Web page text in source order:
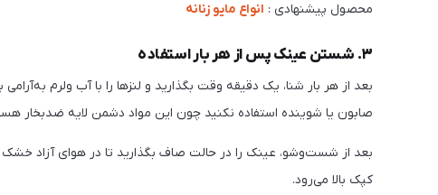
محصول پیشنهادی : انواع مایو زنانه
۳. شستن عینک پس از هر بار استفاده
بعد از هر بار شنا، یک دقیقه وقت بگذارید و لنزها را با آب ولرم
صابون یا شوینده استفاده نکنید چون این مواد دشمن لایه ضدبخار
بعد از شست‌وشو، عینک را در حالت صاف بگذارید تا در هوای آزاد
کپک بالا می‌رود.